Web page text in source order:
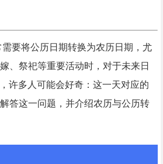
要将公历日期转换为农历日期，尤
、祭祀等重要活动时，对于未来日
许多人可能会好奇：这一天对应的
答这一问题，并介绍农历与公历转